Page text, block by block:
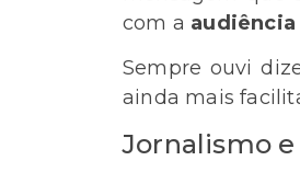
com a audiência
Sempre ouvi
ainda mais
Jornalismo